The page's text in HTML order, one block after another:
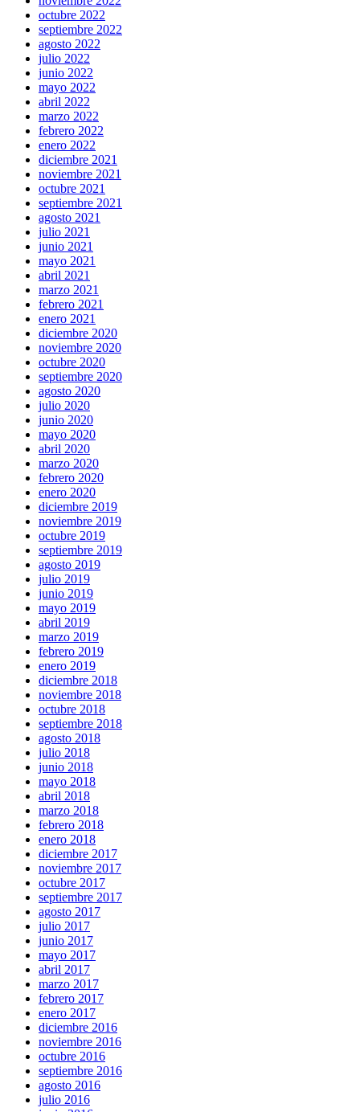
octubre 2022
septiembre 2022
agosto 2022
julio 2022
junio 2022
mayo 2022
abril 2022
marzo 2022
febrero 2022
enero 2022
diciembre 2021
noviembre 2021
octubre 2021
septiembre 2021
agosto 2021
julio 2021
junio 2021
mayo 2021
abril 2021
marzo 2021
febrero 2021
enero 2021
diciembre 2020
noviembre 2020
octubre 2020
septiembre 2020
agosto 2020
julio 2020
junio 2020
mayo 2020
abril 2020
marzo 2020
febrero 2020
enero 2020
diciembre 2019
noviembre 2019
octubre 2019
septiembre 2019
agosto 2019
julio 2019
junio 2019
mayo 2019
abril 2019
marzo 2019
febrero 2019
enero 2019
diciembre 2018
noviembre 2018
octubre 2018
septiembre 2018
agosto 2018
julio 2018
junio 2018
mayo 2018
abril 2018
marzo 2018
febrero 2018
enero 2018
diciembre 2017
noviembre 2017
octubre 2017
septiembre 2017
agosto 2017
julio 2017
junio 2017
mayo 2017
abril 2017
marzo 2017
febrero 2017
enero 2017
diciembre 2016
noviembre 2016
octubre 2016
septiembre 2016
agosto 2016
julio 2016